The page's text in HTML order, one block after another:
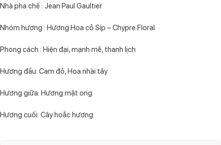
Nhà pha chế : Jean Paul Gaultier
Nhóm hương : Hương Hoa cỏ Síp – Chypre Floral
Phong cách : Hiện đại, mạnh mẽ, thanh lịch
Hương đầu: Cam đỏ, Hoa nhài tây
Hương giữa: Hương mật ong
Hương cuối: Cây hoắc hương